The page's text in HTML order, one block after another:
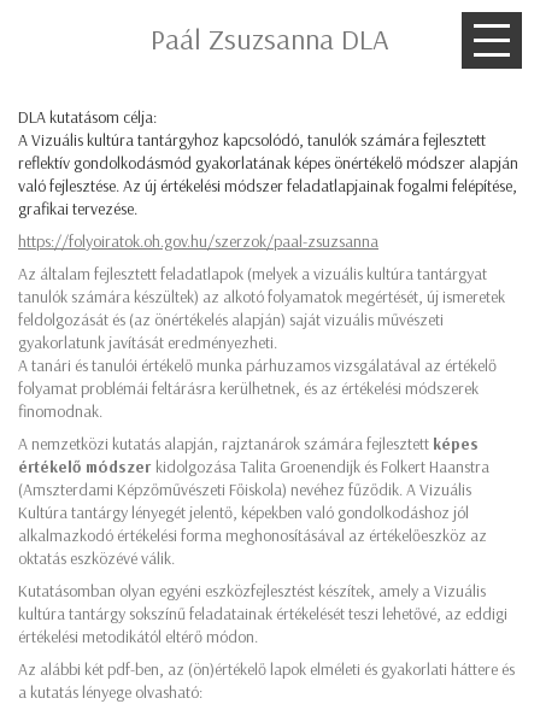
Paál Zsuzsanna DLA
DLA kutatásom célja:
A Vizuális kultúra tantárgyhoz kapcsolódó, tanulók számára fejlesztett
reflektív gondolkodásmód gyakorlatának képes önértékelő módszer alapján
való fejlesztése. Az új értékelési módszer feladatlapjainak fogalmi felépítése,
grafikai tervezése.
https://folyoiratok.oh.gov.hu/szerzok/paal-zsuzsanna
Az általam fejlesztett feladatlapok (melyek a vizuális kultúra tantárgyat
tanulók számára készültek) az alkotó folyamatok megértését, új ismeretek
feldolgozását és (az önértékelés alapján) saját vizuális művészeti
gyakorlatunk javítását eredményezheti.
A tanári és tanulói értékelő munka párhuzamos vizsgálatával az értékelő
folyamat problémái feltárásra kerülhetnek, és az értékelési módszerek
finomodnak.
A nemzetközi kutatás alapján, rajztanárok számára fejlesztett képes
értékelő módszer kidolgozása Talita Groenendijk és Folkert Haanstra
(Amszterdami Képzőművészeti Főiskola) nevéhez fűződik. A Vizuális
Kultúra tantárgy lényegét jelentő, képekben való gondolkodáshoz jól
alkalmazkodó értékelési forma meghonosításával az értékelőeszköz az
oktatás eszközévé válik.
Kutatásomban olyan egyéni eszközfejlesztést készítek, amely a Vizuális
kultúra tantárgy sokszínű feladatainak értékelését teszi lehetővé, az eddigi
értékelési metodikától eltérő módon.
Az alábbi két pdf-ben, az (ön)értékelő lapok elméleti és gyakorlati háttere és
a kutatás lényege olvasható: